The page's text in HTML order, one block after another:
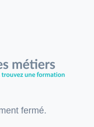
fermé.